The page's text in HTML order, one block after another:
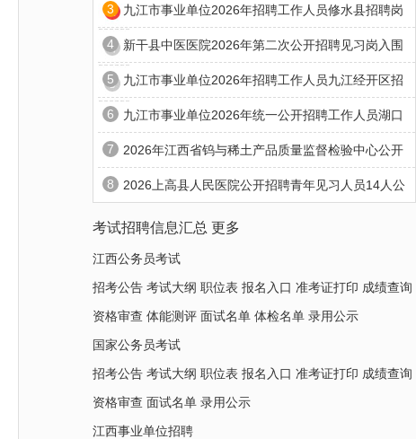
3 九江市事业单位2026年招聘工作人员修水县招聘岗
4 新干县中医医院2026年第二次公开招聘见习岗入围
5 九江市事业单位2026年招聘工作人员九江经开区招
6 九江市事业单位2026年统一公开招聘工作人员湖口
7 2026年江西省钨与稀土产品质量监督检验中心公开
8 2026上高县人民医院公开招聘青年见习人员14人公
考试招聘信息汇总 更多
江西公务员考试
招考公告 考试大纲 职位表 报名入口 准考证打印 成绩查询
资格审查 体能测评 面试名单 体检名单 录用公示
国家公务员考试
招考公告 考试大纲 职位表 报名入口 准考证打印 成绩查询
资格审查 面试名单 录用公示
江西事业单位招聘